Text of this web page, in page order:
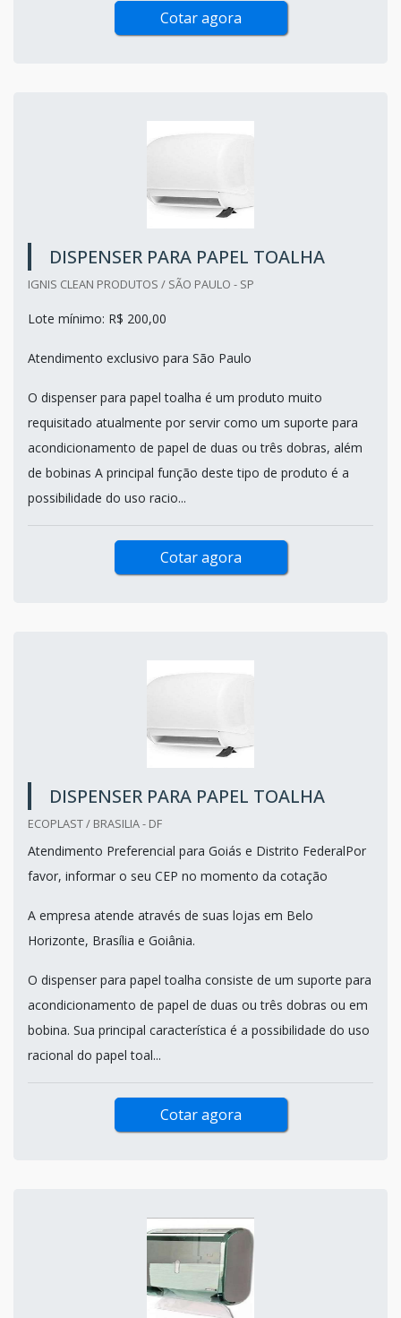
Cotar agora
DISPENSER PARA PAPEL TOALHA
IGNIS CLEAN PRODUTOS / SÃO PAULO - SP
Lote mínimo: R$ 200,00
Atendimento exclusivo para São Paulo
O dispenser para papel toalha é um produto muito
requisitado atualmente por servir como um suporte para
acondicionamento de papel de duas ou três dobras, além
de bobinas A principal função deste tipo de produto é a
possibilidade do uso racio...
Cotar agora
DISPENSER PARA PAPEL TOALHA
ECOPLAST / BRASILIA - DF
Atendimento Preferencial para Goiás e Distrito FederalPor
favor, informar o seu CEP no momento da cotação
A empresa atende através de suas lojas em Belo
Horizonte, Brasília e Goiânia.
O dispenser para papel toalha consiste de um suporte para
acondicionamento de papel de duas ou três dobras ou em
bobina. Sua principal característica é a possibilidade do uso
racional do papel toal...
Cotar agora